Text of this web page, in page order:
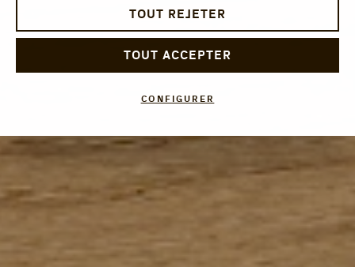
TOUT REJETER
TOUT ACCEPTER
CONFIGURER